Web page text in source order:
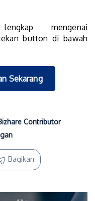
mengenai
button di bawah
Sekarang
Contributor
Bagikan